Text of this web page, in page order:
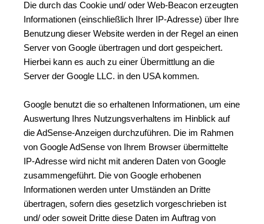
Die durch das Cookie und/ oder Web-Beacon erzeugten
Informationen (einschließlich Ihrer IP-Adresse) über Ihre
Benutzung dieser Website werden in der Regel an einen
Server von Google übertragen und dort gespeichert.
Hierbei kann es auch zu einer Übermittlung an die
Server der Google LLC. in den USA kommen.
Google benutzt die so erhaltenen Informationen, um eine
Auswertung Ihres Nutzungsverhaltens im Hinblick auf
die AdSense-Anzeigen durchzuführen. Die im Rahmen
von Google AdSense von Ihrem Browser übermittelte
IP-Adresse wird nicht mit anderen Daten von Google
zusammengeführt. Die von Google erhobenen
Informationen werden unter Umständen an Dritte
übertragen, sofern dies gesetzlich vorgeschrieben ist
und/ oder soweit Dritte diese Daten im Auftrag von